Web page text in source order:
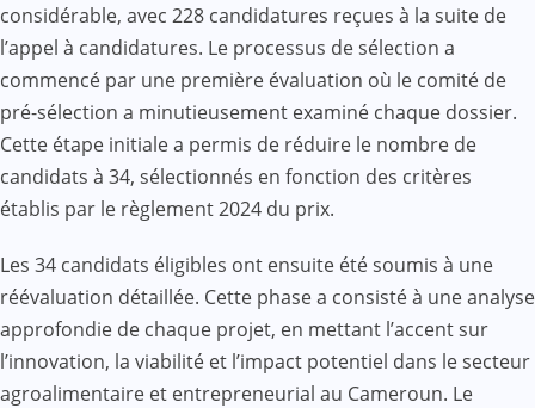
considérable, avec 228 candidatures reçues à la suite de
l’appel à candidatures. Le processus de sélection a
commencé par une première évaluation où le comité de
pré-sélection a minutieusement examiné chaque dossier.
Cette étape initiale a permis de réduire le nombre de
candidats à 34, sélectionnés en fonction des critères
établis par le règlement 2024 du prix.
Les 34 candidats éligibles ont ensuite été soumis à une
réévaluation détaillée. Cette phase a consisté à une analyse
approfondie de chaque projet, en mettant l’accent sur
l’innovation, la viabilité et l’impact potentiel dans le secteur
agroalimentaire et entrepreneurial au Cameroun. Le